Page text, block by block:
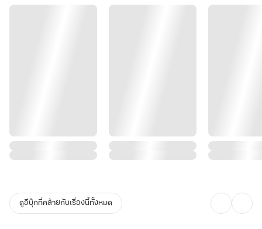
ดูอีบุ๊กที่คล้ายกับเรื่องนี้ทั้งหมด